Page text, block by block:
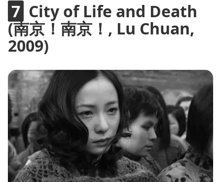
City of Life and Death
(南京！南京！, Lu Chuan,
2009)